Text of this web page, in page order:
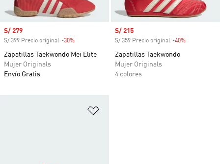
Precio de venta
S/ 279
S/ 399 Precio original -30%
Zapatillas Taekwondo Mei Elite
Mujer Originals
Envío Gratis
Precio de venta
S/ 215
S/ 359 Precio original -40%
Zapatillas Taekwondo
Mujer Originals
4 colores